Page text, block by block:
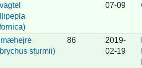
07-09
sturmii)
86
2019-
02-19